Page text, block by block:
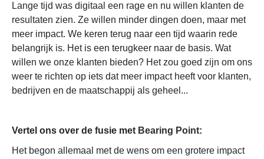
Lange tijd was digitaal een rage en nu willen klanten de
resultaten zien. Ze willen minder dingen doen, maar met
meer impact. We keren terug naar een tijd waarin rede
belangrijk is. Het is een terugkeer naar de basis. Wat
willen we onze klanten bieden? Het zou goed zijn om ons
weer te richten op iets dat meer impact heeft voor klanten,
bedrijven en de maatschappij als geheel...
Vertel ons over de fusie met Bearing Point:
Het begon allemaal met de wens om een grotere impact